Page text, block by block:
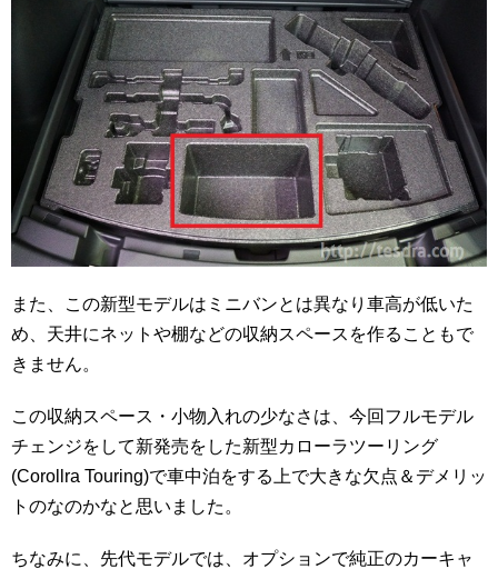
また、この新型モデルはミニバンとは異なり車高が低いた
め、天井にネットや棚などの収納スペースを作ることもで
きません。
この収納スペース・小物入れの少なさは、今回フルモデル
チェンジをして新発売をした新型カローラツーリング
(Corollra Touring)で車中泊をする上で大きな欠点＆デメリッ
トのなのかなと思いました。
ちなみに、先代モデルでは、オプションで純正のカーキャ